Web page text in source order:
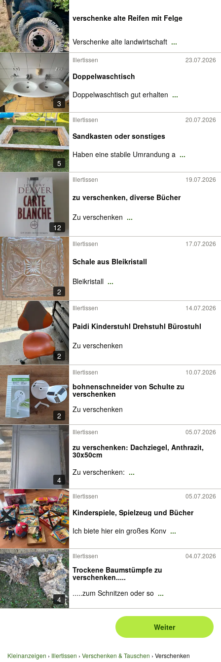
verschenke alte Reifen mit Felge
Verschenke alte landwirtschaft ...
3
Illertissen 23.07.2026
Doppelwaschtisch
Doppelwaschtisch gut erhalten ...
5
Illertissen 20.07.2026
Sandkasten oder sonstiges
Haben eine stabile Umrandung a ...
12
Illertissen 19.07.2026
zu verschenken, diverse Bücher
Zu verschenken ...
2
Illertissen 17.07.2026
Schale aus Bleikristall
Bleikristall ...
2
Illertissen 14.07.2026
Paidi Kinderstuhl Drehstuhl Bürostuhl
Zu verschenken
2
Illertissen 10.07.2026
bohnenschneider von Schulte zu
verschenken
Zu verschenken
4
Illertissen 05.07.2026
zu verschenken: Dachziegel, Anthrazit,
30x50cm
Zu verschenken: ...
Illertissen 05.07.2026
Kinderspiele, Spielzeug und Bücher
Ich biete hier ein großes Konv ...
4
Illertissen 04.07.2026
Trockene Baumstümpfe zu
verschenken.....
.....zum Schnitzen oder so ...
Weiter
Kleinanzeigen Illertissen Verschenken & Tauschen Verschenken